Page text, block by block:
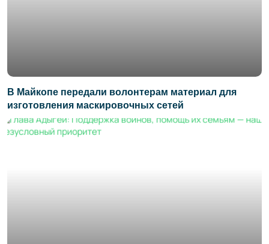
В Майкопе передали волонтерам материал для
изготовления маскировочных сетей